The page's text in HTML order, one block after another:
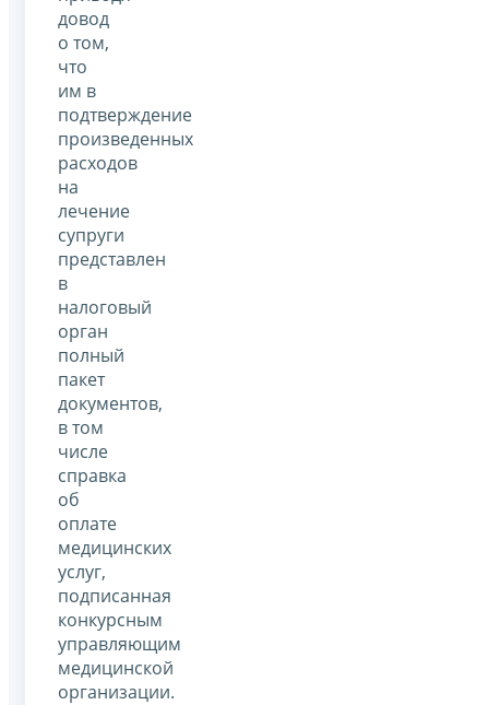
довод
о том,
что
им в
подтверждение
произведенных
расходов
на
лечение
супруги
представлен
в
налоговый
орган
полный
пакет
документов,
в том
числе
справка
об
оплате
медицинских
услуг,
подписанная
конкурсным
управляющим
медицинской
организации.